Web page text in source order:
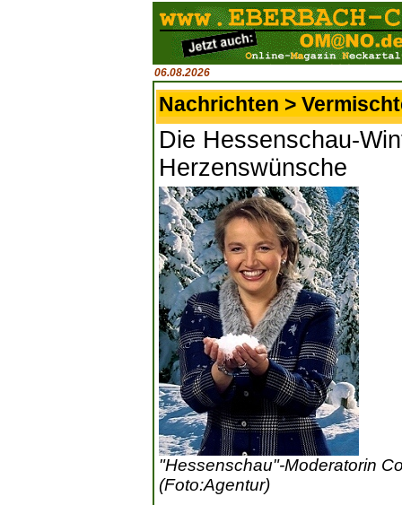
06.08.2026
Nachrichten >
Die Hessenschau-
Herzenswünsche
"Hessenschau"-Moderatorin
(Foto:Agentur)